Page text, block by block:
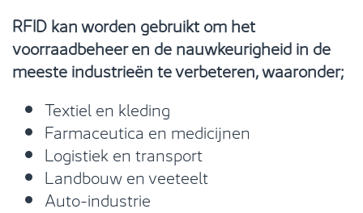
RFID kan worden gebruikt om het
voorraadbeheer en de nauwkeurigheid in de
meeste industrieën te verbeteren, waaronder;
Textiel en kleding
Farmaceutica en medicijnen
Logistiek en transport
Landbouw en veeteelt
Auto-industrie